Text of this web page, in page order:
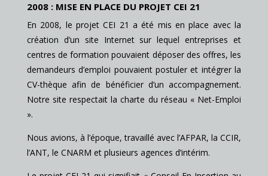
2008 : MISE EN PLACE DU PROJET CEI 21
En 2008, le projet CEI 21 a été mis en place avec la
création d’un site Internet sur lequel entreprises et
centres de formation pouvaient déposer des offres, les
demandeurs d’emploi pouvaient postuler et intégrer la
CV-thèque afin de bénéficier d’un accompagnement.
Notre site respectait la charte du réseau « Net-Emploi
».
Nous avions, à l’époque, travaillé avec l’AFPAR, la CCIR,
l’ANT, le CNARM et plusieurs agences d’intérim.